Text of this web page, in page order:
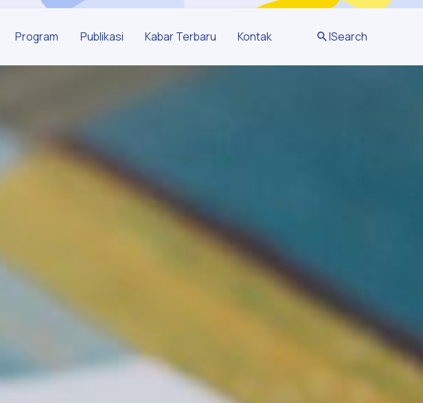
Program Publikasi Kabar Terbaru Kontak |Search